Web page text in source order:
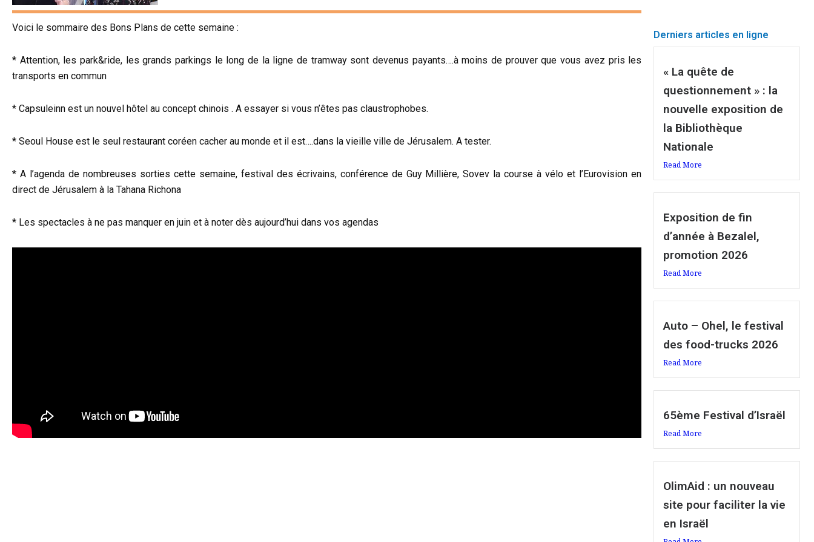
Voici le sommaire des Bons Plans de cette semaine :
* Attention, les park&ride, les grands parkings le long de la ligne de tramway sont devenus payants….à moins de prouver que vous avez pris les
transports en commun
* Capsuleinn est un nouvel hôtel au concept chinois . A essayer si vous n’êtes pas claustrophobes.
* Seoul House est le seul restaurant coréen cacher au monde et il est….dans la vieille ville de Jérusalem. A tester.
* A l’agenda de nombreuses sorties cette semaine, festival des écrivains, conférence de Guy Millière, Sovev la course à vélo et l’Eurovision en
direct de Jérusalem à la Tahana Richona
* Les spectacles à ne pas manquer en juin et à noter dès aujourd’hui dans vos agendas
Derniers articles en ligne
« La quête de
questionnement » : la
nouvelle exposition de
la Bibliothèque
Nationale
Read More
Exposition de fin
d’année à Bezalel,
promotion 2026
Read More
Auto – Ohel, le festival
des food-trucks 2026
Read More
65ème Festival d’Israël
Read More
OlimAid : un nouveau
site pour faciliter la vie
en Israël